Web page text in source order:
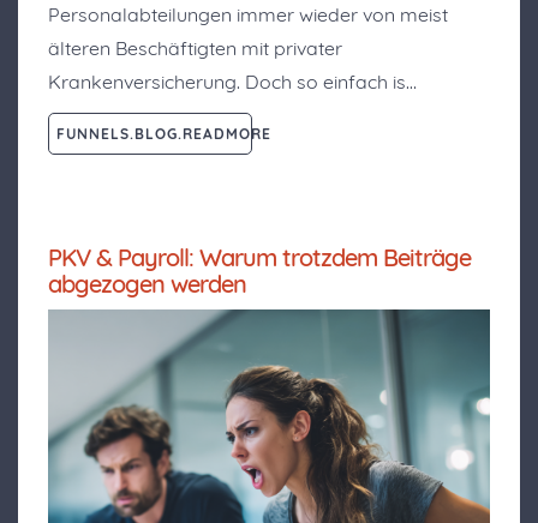
Personalabteilungen immer wieder von meist
älteren Beschäftigten mit privater
Krankenversicherung. Doch so einfach is…
FUNNELS.BLOG.READMORE
PKV & Payroll: Warum trotzdem Beiträge
abgezogen werden